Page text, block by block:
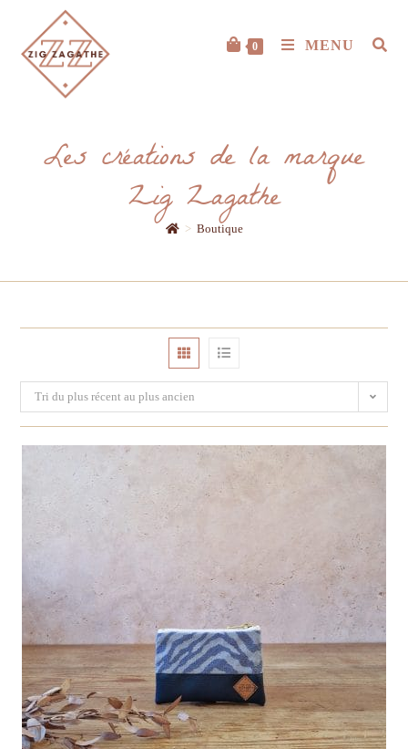
0 MENU
Les créations de la marque
Zig Zagathe
> Boutique
Tri du plus récent au plus ancien